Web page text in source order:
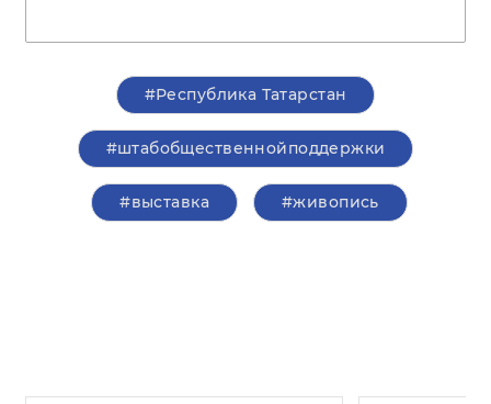
#Республика Татарстан
#штабобщественнойподдержки
#выставка #живопись